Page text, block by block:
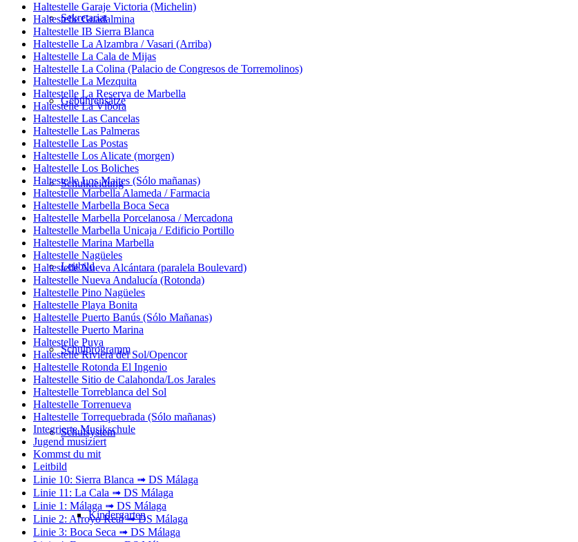
Sekretariat
Gebührensätze
Schulkleidung
Leitbild
Schulprogramm
Schulsystem
Kindergarten
Haltestelle Garaje Victoria (Michelin)
Haltestelle Guadalmina
Haltestelle IB Sierra Blanca
Haltestelle La Alzambra / Vasari (Arriba)
Haltestelle La Cala de Mijas
Haltestelle La Colina (Palacio de Congresos de Torremolinos)
Haltestelle La Mezquita
Haltestelle La Reserva de Marbella
Haltestelle La Víbora
Haltestelle Las Cancelas
Haltestelle Las Palmeras
Haltestelle Las Postas
Haltestelle Los Alicate (morgen)
Haltestelle Los Boliches
Haltestelle Los Maites (Sólo mañanas)
Haltestelle Marbella Alameda / Farmacia
Haltestelle Marbella Boca Seca
Haltestelle Marbella Porcelanosa / Mercadona
Haltestelle Marbella Unicaja / Edificio Portillo
Haltestelle Marina Marbella
Haltestelle Nagüeles
Haltestelle Nueva Alcántara (paralela Boulevard)
Haltestelle Nueva Andalucía (Rotonda)
Haltestelle Pino Nagüeles
Haltestelle Playa Bonita
Haltestelle Puerto Banús (Sólo Mañanas)
Haltestelle Puerto Marina
Haltestelle Puya
Haltestelle Riviera del Sol/Opencor
Haltestelle Rotonda El Ingenio
Haltestelle Sitio de Calahonda/Los Jarales
Haltestelle Torreblanca del Sol
Haltestelle Torrenueva
Haltestelle Torrequebrada (Sólo mañanas)
Integrierte Musikschule
Jugend musiziert
Kommst du mit
Leitbild
Linie 10: Sierra Blanca ➟ DS Málaga
Linie 11: La Cala ➟ DS Málaga
Linie 1: Málaga ➟ DS Málaga
Linie 2: Arroyo Real ➟ DS Málaga
Linie 3: Boca Seca ➟ DS Málaga